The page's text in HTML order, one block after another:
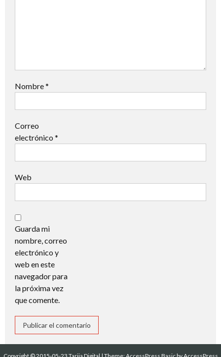
Nombre*
Correo
electrónico *
Web
Guarda mi
nombre, correo
electrónico y
web en este
navegador para
la próxima vez
que comente.